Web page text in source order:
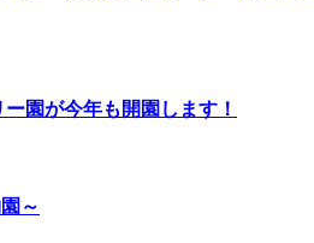
園が今年も開園します！
～